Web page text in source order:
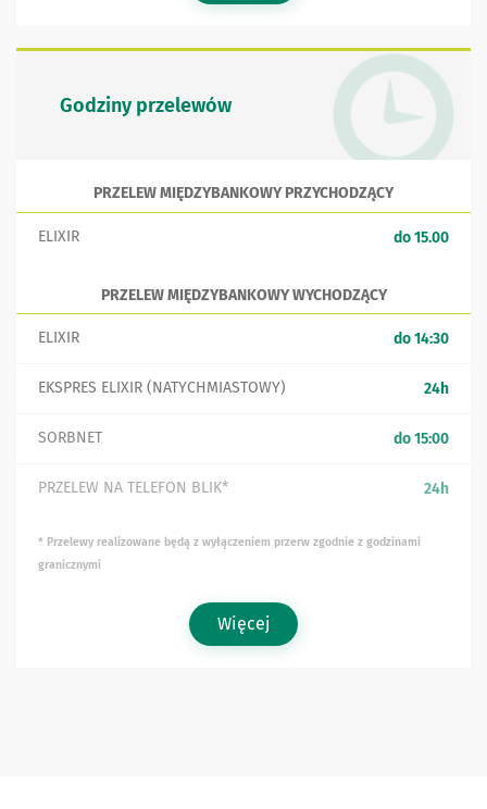
Godziny przelewów
PRZELEW MIĘDZYBANKOWY PRZYCHODZĄCY
ELIXIR do 15.00
PRZELEW MIĘDZYBANKOWY WYCHODZĄCY
ELIXIR do 14:30
EKSPRES ELIXIR (NATYCHMIASTOWY) 24h
SORBNET do 15:00
PRZELEW NA TELEFON BLIK* 24h
* Przelewy realizowane będą z wyłączeniem przerw zgodnie z godzinami
granicznymi
Więcej